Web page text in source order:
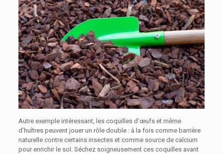
Autre exemple intéressant, les coquilles d’œufs et même
d’huîtres peuvent jouer un rôle double : à la fois comme barrière
naturelle contre certains insectes et comme source de calcium
pour enrichir le sol. Séchez soigneusement ces coquilles avant